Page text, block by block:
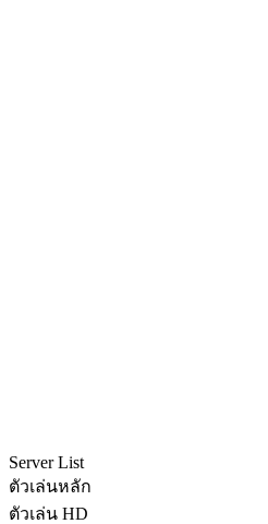
Server List
ตัวเล่นหลัก
ตัวเล่น HD